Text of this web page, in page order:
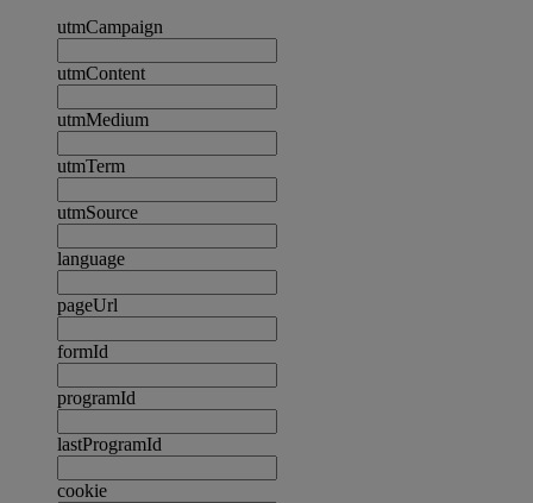
utmCampaign
utmContent
utmMedium
utmTerm
utmSource
language
pageUrl
formId
programId
lastProgramId
cookie